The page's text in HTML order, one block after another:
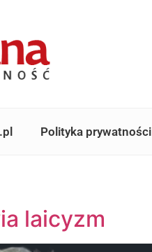
Polityka prywatności
laicyzm